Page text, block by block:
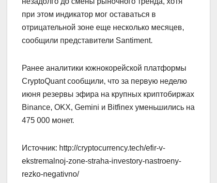
при этом индикатор мог оставаться в
отрицательной зоне еще несколько месяцев,
сообщили представители Santiment.
Ранее аналитики южнокорейской платформы
CryptoQuant сообщили, что за первую неделю
июня резервы эфира на крупных криптобиржах
Binance, OKX, Gemini и Bitfinex уменьшились на
475 000 монет.
Источник: http://cryptocurrency.tech/efir-v-
ekstremalnoj-zone-straha-investory-nastroeny-
rezko-negativno/